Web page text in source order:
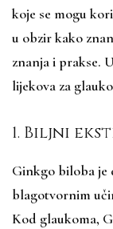
koje se mogu
u obzir kako
znanja i prakse.
lijekova za
1. Biljni
Ginkgo biloba je
blagotvornim
Kod glaukoma,